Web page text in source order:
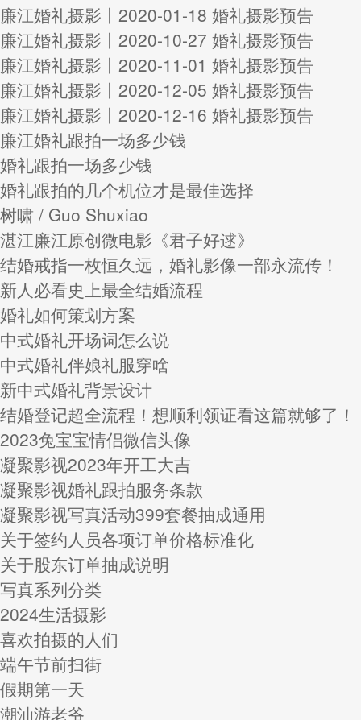
廉江婚礼摄影丨2020-01-18 婚礼摄影预告
廉江婚礼摄影丨2020-10-27 婚礼摄影预告
廉江婚礼摄影丨2020-11-01 婚礼摄影预告
廉江婚礼摄影丨2020-12-05 婚礼摄影预告
廉江婚礼摄影丨2020-12-16 婚礼摄影预告
廉江婚礼跟拍一场多少钱
婚礼跟拍一场多少钱
婚礼跟拍的几个机位才是最佳选择
树啸 / Guo Shuxiao
湛江廉江原创微电影《君子好逑》
结婚戒指一枚恒久远，婚礼影像一部永流传！
新人必看史上最全结婚流程
婚礼如何策划方案
中式婚礼开场词怎么说
中式婚礼伴娘礼服穿啥
新中式婚礼背景设计
结婚登记超全流程！想顺利领证看这篇就够了！
2023兔宝宝情侣微信头像
凝聚影视2023年开工大吉
凝聚影视婚礼跟拍服务条款
凝聚影视写真活动399套餐抽成通用
关于签约人员各项订单价格标准化
关于股东订单抽成说明
写真系列分类
2024生活摄影
喜欢拍摄的人们
端午节前扫街
假期第一天
潮汕游老爷